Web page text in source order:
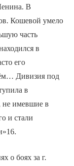
В
Кошевой умело
часть
в
его
Дивизия под
в
не имевшие в
и стали
о боях за г.